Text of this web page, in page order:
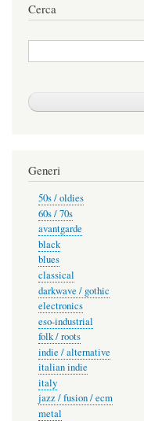
Cerca
Generi
50s / oldies
60s / 70s
avantgarde
black
blues
classical
darkwave / gothic
electronics
eso-industrial
folk / roots
indie / alternative
italian indie
italy
jazz / fusion / ecm
metal